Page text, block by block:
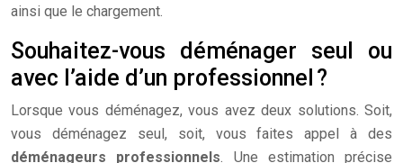
ainsi que le chargement.
Souhaitez-vous déménager seul ou
avec l’aide d’un professionnel ?
Lorsque vous déménagez, vous avez deux solutions. Soit,
vous déménagez seul, soit, vous faites appel à des
déménageurs professionnels. Une estimation précise